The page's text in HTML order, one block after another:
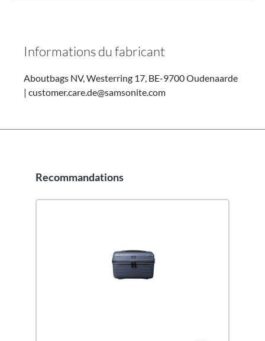
Informations du fabricant
Aboutbags NV, Westerring 17, BE-9700 Oudenaarde
| customer.care.de@samsonite.com
Ignorer la galerie de produits
Recommandations